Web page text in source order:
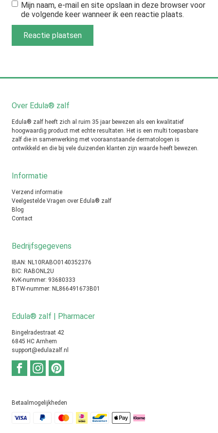
Mijn naam, e-mail en site opslaan in deze browser voor
de volgende keer wanneer ik een reactie plaats.
Over Edula® zalf
Edula® zalf heeft zich al ruim 35 jaar bewezen als een kwalitatief
hoogwaardig product met echte resultaten. Het is een multi toepasbare
zalf die in samenwerking met vooraanstaande dermatologen is
ontwikkeld en die bij vele duizenden klanten zijn waarde heeft bewezen.
Informatie
Verzend informatie
Veelgestelde Vragen over Edula® zalf
Blog
Contact
Bedrijfsgegevens
IBAN: NL10RABO0140352376
BIC: RABONL2U
KvK-nummer: 93680333
BTW-nummer: NL866491673B01
Edula® zalf | Pharmacer
Bingelradestraat 42
6845 HC Arnhem
support@edulazalf.nl
Betaalmogelijkheden